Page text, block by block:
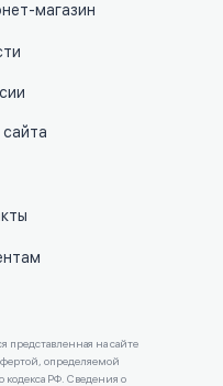
магазин
представленная на сайте
определяемой
кодекса РФ. Сведения о